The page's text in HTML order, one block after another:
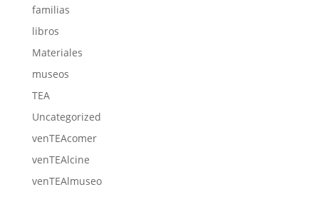
familias
libros
Materiales
museos
TEA
Uncategorized
venTEAcomer
venTEAlcine
venTEAlmuseo